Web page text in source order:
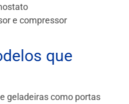
e compressor
que
geladeiras como portas